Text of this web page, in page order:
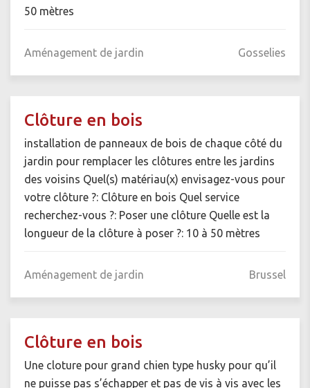
50 mètres
Aménagement de jardin Gosselies
Clôture en bois
installation de panneaux de bois de chaque côté du
jardin pour remplacer les clôtures entre les jardins
des voisins Quel(s) matériau(x) envisagez-vous pour
votre clôture ?: Clôture en bois Quel service
recherchez-vous ?: Poser une clôture Quelle est la
longueur de la clôture à poser ?: 10 à 50 mètres
Aménagement de jardin Brussel
Clôture en bois
Une cloture pour grand chien type husky pour qu’il
ne puisse pas s’échapper et pas de vis à vis avec les